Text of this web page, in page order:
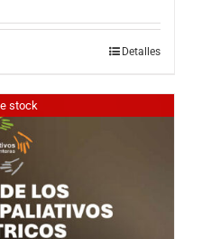
Detalles
stock